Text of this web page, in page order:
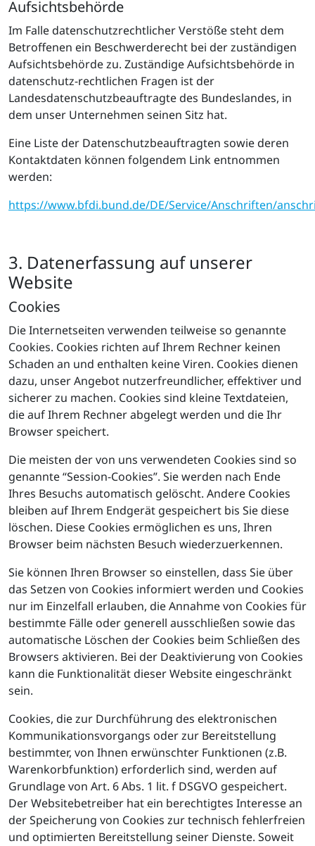
Aufsichtsbehörde
Im Falle datenschutzrechtlicher Verstöße steht dem
Betroffenen ein Beschwerderecht bei der zuständigen
Aufsichtsbehörde zu. Zuständige Aufsichtsbehörde in
datenschutz-rechtlichen Fragen ist der
Landesdatenschutzbeauftragte des Bundeslandes, in
dem unser Unternehmen seinen Sitz hat.
Eine Liste der Datenschutzbeauftragten sowie deren
Kontaktdaten können folgendem Link entnommen
werden:
https://www.bfdi.bund.de/DE/Service/Anschriften/
3. Datenerfassung auf unserer
Website
Cookies
Die Internetseiten verwenden teilweise so genannte
Cookies. Cookies richten auf Ihrem Rechner keinen
Schaden an und enthalten keine Viren. Cookies dienen
dazu, unser Angebot nutzerfreundlicher, effektiver und
sicherer zu machen. Cookies sind kleine Textdateien,
die auf Ihrem Rechner abgelegt werden und die Ihr
Browser speichert.
Die meisten der von uns verwendeten Cookies sind so
genannte “Session-Cookies”. Sie werden nach Ende
Ihres Besuchs automatisch gelöscht. Andere Cookies
bleiben auf Ihrem Endgerät gespeichert bis Sie diese
löschen. Diese Cookies ermöglichen es uns, Ihren
Browser beim nächsten Besuch wiederzuerkennen.
Sie können Ihren Browser so einstellen, dass Sie über
das Setzen von Cookies informiert werden und Cookies
nur im Einzelfall erlauben, die Annahme von Cookies für
bestimmte Fälle oder generell ausschließen sowie das
automatische Löschen der Cookies beim Schließen des
Browsers aktivieren. Bei der Deaktivierung von Cookies
kann die Funktionalität dieser Website eingeschränkt
sein.
Cookies, die zur Durchführung des elektronischen
Kommunikationsvorgangs oder zur Bereitstellung
bestimmter, von Ihnen erwünschter Funktionen (z.B.
Warenkorbfunktion) erforderlich sind, werden auf
Grundlage von Art. 6 Abs. 1 lit. f DSGVO gespeichert.
Der Websitebetreiber hat ein berechtigtes Interesse an
der Speicherung von Cookies zur technisch fehlerfreien
und optimierten Bereitstellung seiner Dienste. Soweit